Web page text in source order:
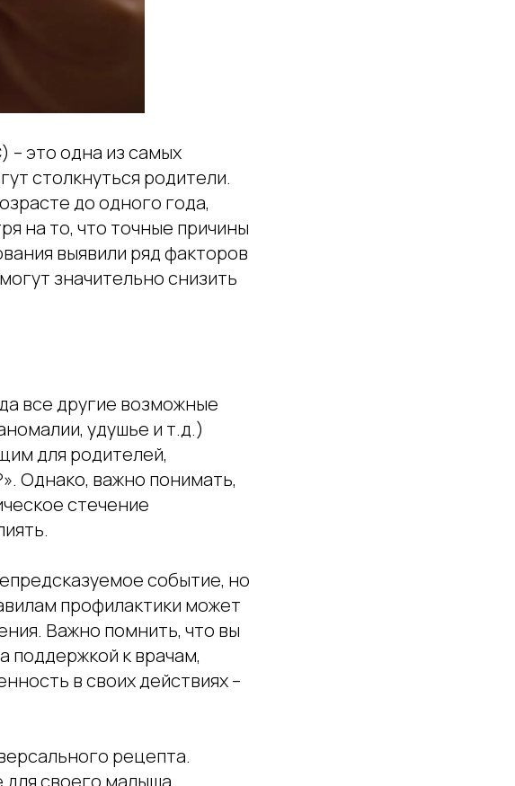
это одна из самых
столкнуться родители.
до одного года,
на то, что точные причины
выявили ряд факторов
значительно снизить
все другие возможные
удушье и т.д.)
для родителей,
Однако, важно понимать,
стечение
событие, но
профилактики может
Важно помнить, что вы
поддержкой к врачам,
в своих действиях –
рецепта.
своего малыша